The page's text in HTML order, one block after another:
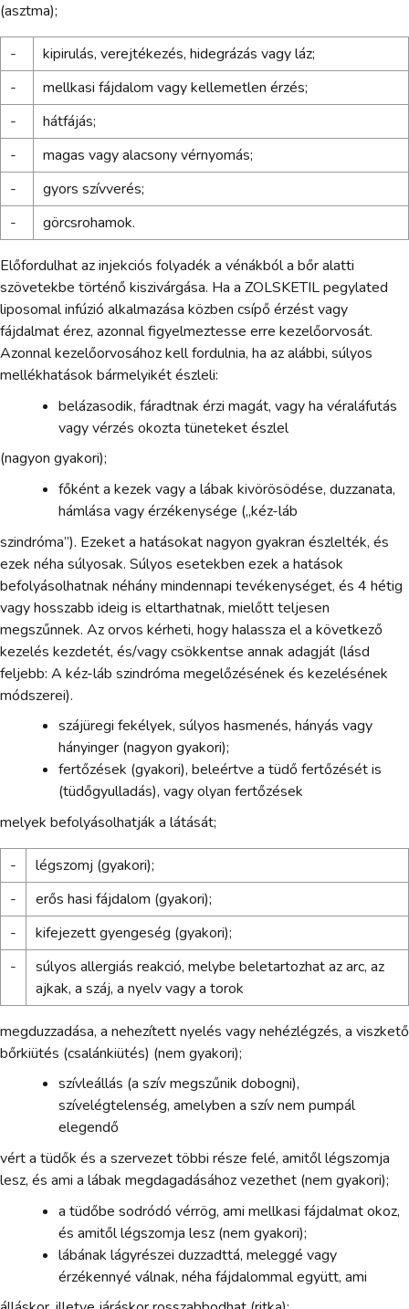
(asztma);
-
kipirulás, verejtékezés, hidegrázás vagy láz;
-
mellkasi fájdalom vagy kellemetlen érzés;
-
hátfájás;
-
magas vagy alacsony vérnyomás;
-
gyors szívverés;
-
görcsrohamok.
Előfordulhat az injekciós folyadék a vénákból a bőr alatti
szövetekbe történő kiszivárgása. Ha a ZOLSKETIL pegylated
liposomal infúzió alkalmazása közben csípő érzést vagy
fájdalmat érez, azonnal figyelmeztesse erre kezelőorvosát.
Azonnal kezelőorvosához kell fordulnia, ha az alábbi, súlyos
mellékhatások bármelyikét észleli:
belázasodik, fáradtnak érzi magát, vagy ha véraláfutás
vagy vérzés okozta tüneteket észlel
(nagyon gyakori);
főként a kezek vagy a lábak kivörösödése, duzzanata,
hámlása vagy érzékenysége („kéz-láb
szindróma”). Ezeket a hatásokat nagyon gyakran észlelték, és
ezek néha súlyosak. Súlyos esetekben ezek a hatások
befolyásolhatnak néhány mindennapi tevékenységet, és 4 hétig
vagy hosszabb ideig is eltarthatnak, mielőtt teljesen
megszűnnek. Az orvos kérheti, hogy halassza el a következő
kezelés kezdetét, és/vagy csökkentse annak adagját (lásd
feljebb: A kéz-láb szindróma megelőzésének és kezelésének
módszerei).
szájüregi fekélyek, súlyos hasmenés, hányás vagy
hányinger (nagyon gyakori);
fertőzések (gyakori), beleértve a tüdő fertőzését is
(tüdőgyulladás), vagy olyan fertőzések
melyek befolyásolhatják a látását;
-
légszomj (gyakori);
-
erős hasi fájdalom (gyakori);
-
kifejezett gyengeség (gyakori);
-
súlyos allergiás reakció, melybe beletartozhat az arc, az
ajkak, a száj, a nyelv vagy a torok
megduzzadása, a nehezített nyelés vagy nehézlégzés, a viszkető
bőrkiütés (csalánkiütés) (nem gyakori);
szívleállás (a szív megszűnik dobogni),
szívelégtelenség, amelyben a szív nem pumpál
elegendő
vért a tüdők és a szervezet többi része felé, amitől légszomja
lesz, és ami a lábak megdagadásához vezethet (nem gyakori);
a tüdőbe sodródó vérrög, ami mellkasi fájdalmat okoz,
és amitől légszomja lesz (nem gyakori);
lábának lágyrészei duzzadttá, meleggé vagy
érzékennyé válnak, néha fájdalommal együtt, ami